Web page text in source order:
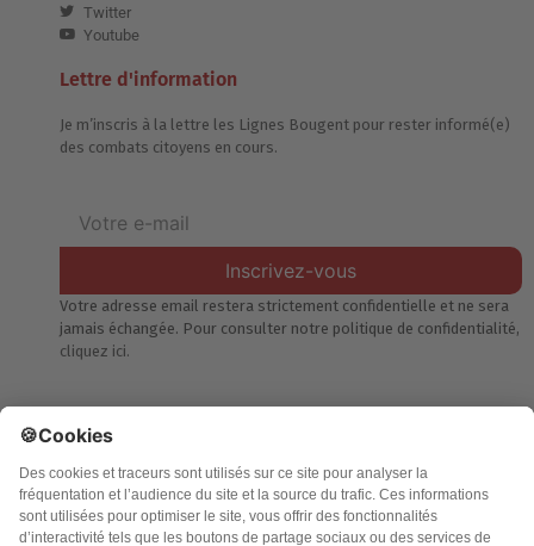
Twitter
Youtube
Lettre d'information
Je m’inscris à la lettre les Lignes Bougent pour rester informé(e)
des combats citoyens en cours.
Inscrivez-vous
Votre adresse email restera strictement confidentielle et ne sera
jamais échangée. Pour consulter notre politique de confidentialité,
cliquez ici.
Accueil